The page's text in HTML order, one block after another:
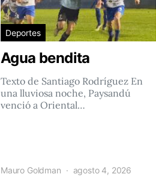
Deportes
Agua bendita
Texto de Santiago Rodríguez En
una lluviosa noche, Paysandú
venció a Oriental…
Mauro Goldman agosto 4, 2026